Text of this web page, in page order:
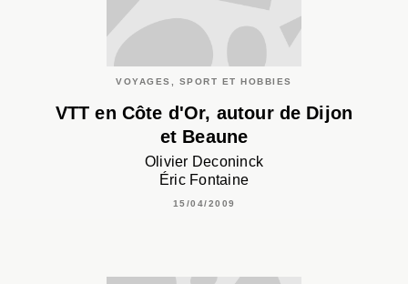
VOYAGES, SPORT ET HOBBIES
VTT en Côte d'Or, autour de Dijon
et Beaune
Olivier Deconinck
Éric Fontaine
15/04/2009